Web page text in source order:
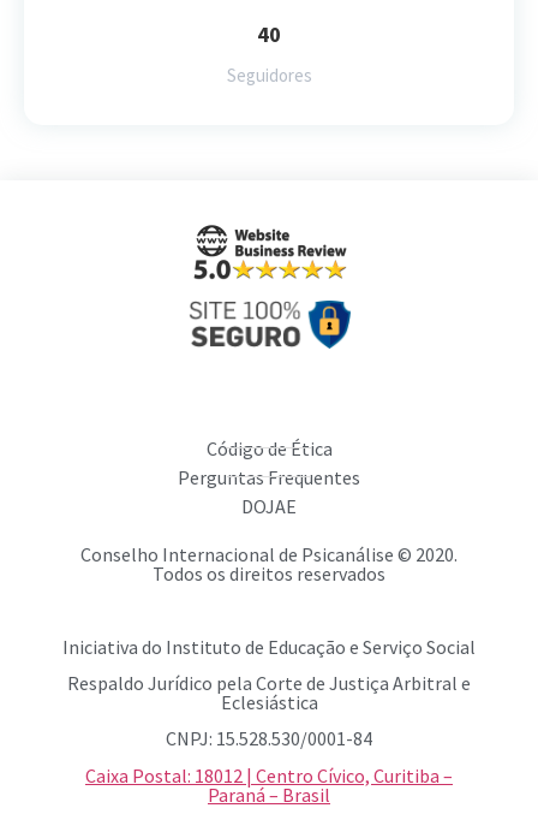
40
Seguidores
Código de Ética
Perguntas Frequentes
DOJAE
Conselho Internacional de Psicanálise © 2020.
Todos os direitos reservados
Iniciativa do Instituto de Educação e Serviço Social
Respaldo Jurídico pela Corte de Justiça Arbitral e
Eclesiástica
CNPJ: 15.528.530/0001-84
Caixa Postal: 18012 | Centro Cívico, Curitiba –
Paraná – Brasil